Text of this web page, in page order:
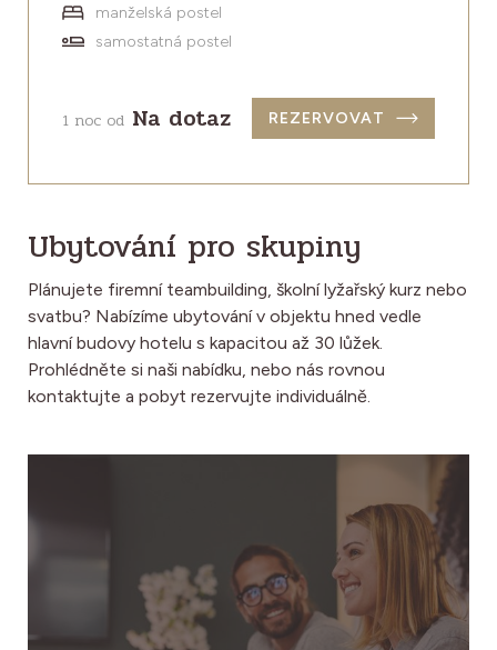
manželská postel
samostatná postel
1 noc od Na dotaz REZERVOVAT
Ubytování pro skupiny
Plánujete firemní teambuilding, školní lyžařský kurz nebo
svatbu? Nabízíme ubytování v objektu hned vedle
hlavní budovy hotelu s kapacitou až 30 lůžek.
Prohlédněte si naši nabídku, nebo nás rovnou
kontaktujte a pobyt rezervujte individuálně.